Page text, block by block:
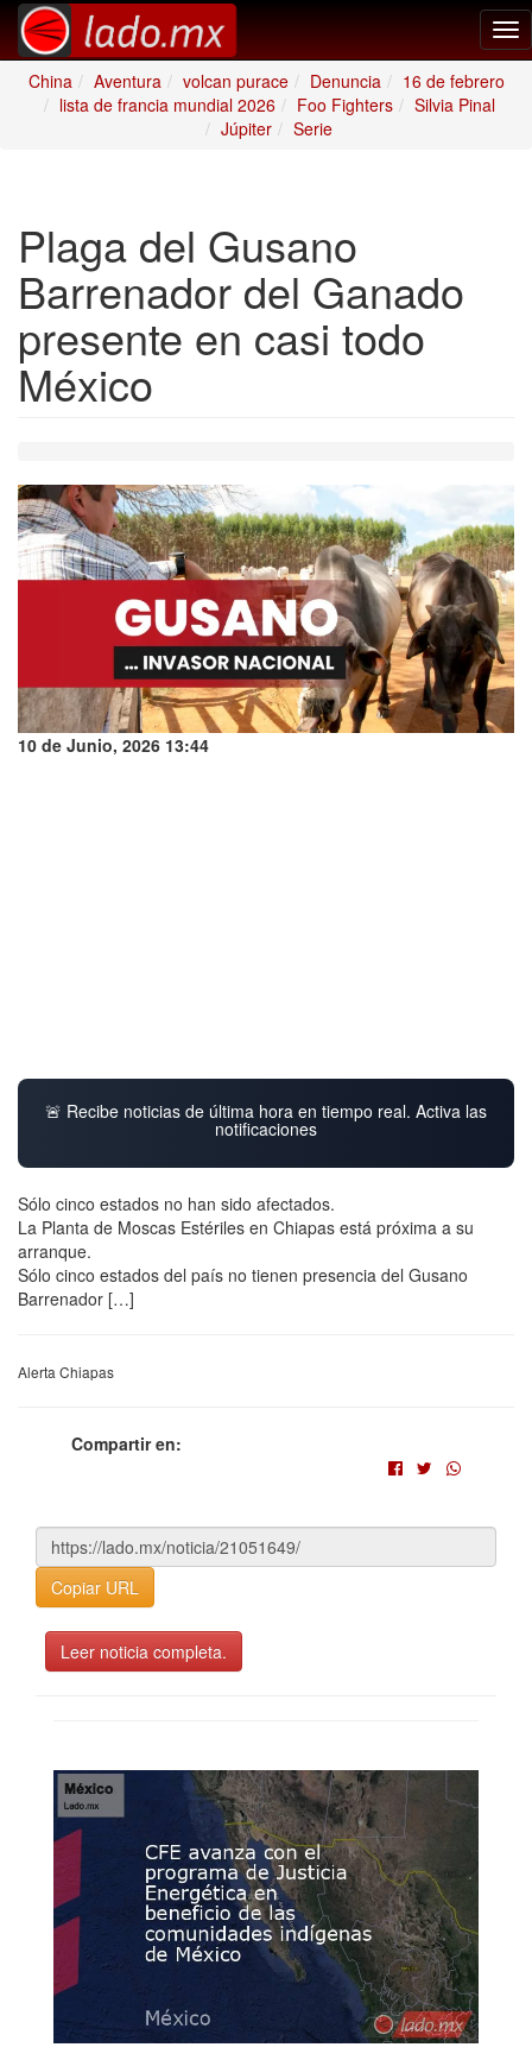
China
Aventura volcan purace Denuncia
16 de febrero
lista de francia mundial 2026
Foo Fighters
Silvia Pinal
Júpiter
Serie
Plaga del Gusano
Barrenador del Ganado
presente en casi todo
México
10 de Junio, 2026 13:44
🚨 Recibe noticias de última hora en tiempo real. Activa las
notificaciones
Sólo cinco estados no han sido afectados.
La Planta de Moscas Estériles en Chiapas está próxima a su
arranque.
Sólo cinco estados del país no tienen presencia del Gusano
Barrenador […]
Alerta Chiapas
Compartir en:
Copiar URL
Leer noticia completa.